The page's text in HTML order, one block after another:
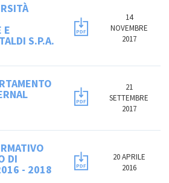
E
S.P.A.
14
NOVEMBRE
2017
21
SETTEMBRE
2017
DI
- 2018
20 APRILE
2016